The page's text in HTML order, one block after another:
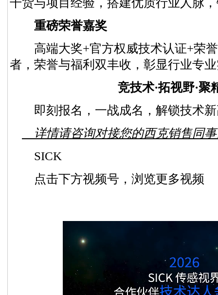
干货与项目经验，搭建优质行业人脉
重磅荣誉嘉奖
高端大奖+官方权威技术认证+荣誉
者，荣誉与福利双丰收，彰显行业专
竞技术·拓视野·聚
即刻报名，一战成名，解锁技术新
详情请咨询对接您的西克销售同
SICK
点击下方视频号，浏览更多视频